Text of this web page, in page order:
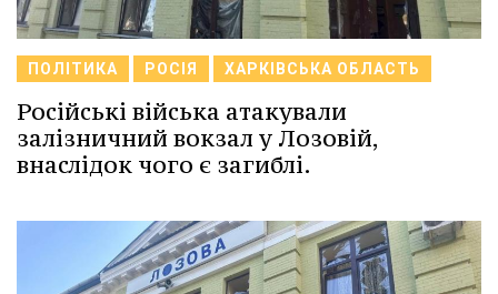
ПОЛІТИКА РОСІЯ ХАРКІВСЬКА ОБЛАСТЬ
Російські війська атакували
залізничний вокзал у Лозовій,
внаслідок чого є загиблі.